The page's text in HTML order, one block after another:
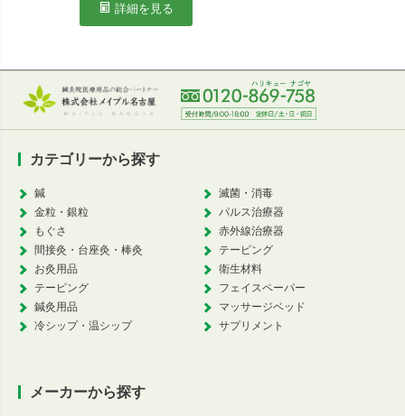
詳細を見る
カテゴリーから探す
鍼
金粒・銀粒
もぐさ
間接灸・台座灸・棒灸
お灸用品
テーピング
鍼灸用品
冷シップ・温シップ
滅菌・消毒
パルス治療器
赤外線治療器
テーピング
衛生材料
フェイスペーパー
マッサージベッド
サプリメント
メーカーから探す